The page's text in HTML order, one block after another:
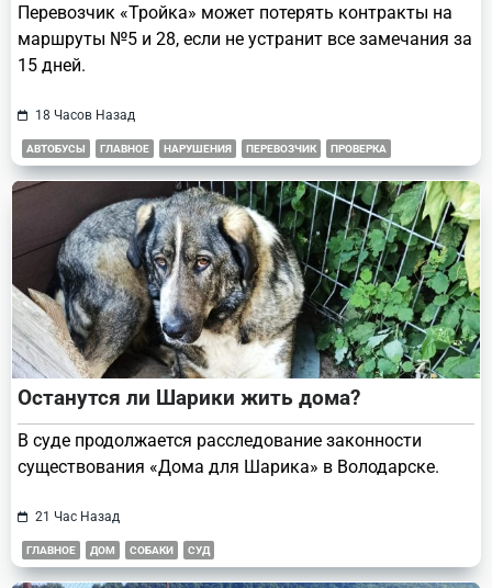
Перевозчик «Тройка» может потерять контракты на
маршруты №5 и 28, если не устранит все замечания за
15 дней.
18 Часов Назад
АВТОБУСЫ ГЛАВНОЕ НАРУШЕНИЯ ПЕРЕВОЗЧИК ПРОВЕРКА
Останутся ли Шарики жить дома?
В суде продолжается расследование законности
существования «Дома для Шарика» в Володарске.
21 Час Назад
ГЛАВНОЕ ДОМ СОБАКИ СУД